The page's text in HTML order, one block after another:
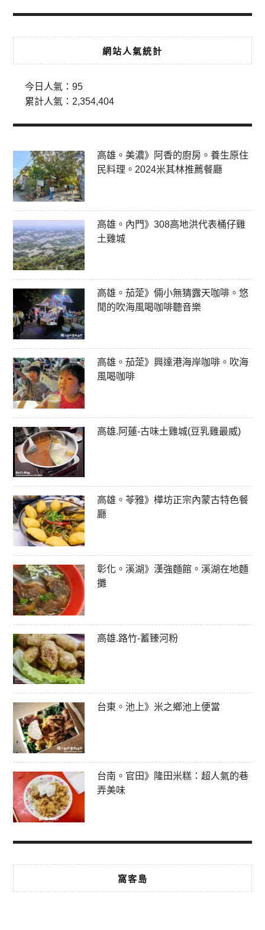
網站人氣統計
今日人氣：95
累計人氣： 2,354,404
高雄。美濃》阿香的廚房。養生原住
民料理。2024米其林推薦餐廳
高雄。內門》308高地洪代表桶仔雞
土雞城
高雄。茄萣》倆小無猜露天咖啡。悠
閒的吹海風喝咖啡聽音樂
高雄。茄萣》興達港海岸咖啡。吹海
風喝咖啡
高雄.阿蓮-古味土雞城(豆乳雞最威)
高雄。苓雅》樺坊正宗內蒙古特色餐
廳
彰化。溪湖》漢強麵館。溪湖在地麵
攤
高雄.路竹-蓄臻河粉
台東。池上》米之鄉池上便當
台南。官田》隆田米糕：超人氣的巷
弄美味
窩客島